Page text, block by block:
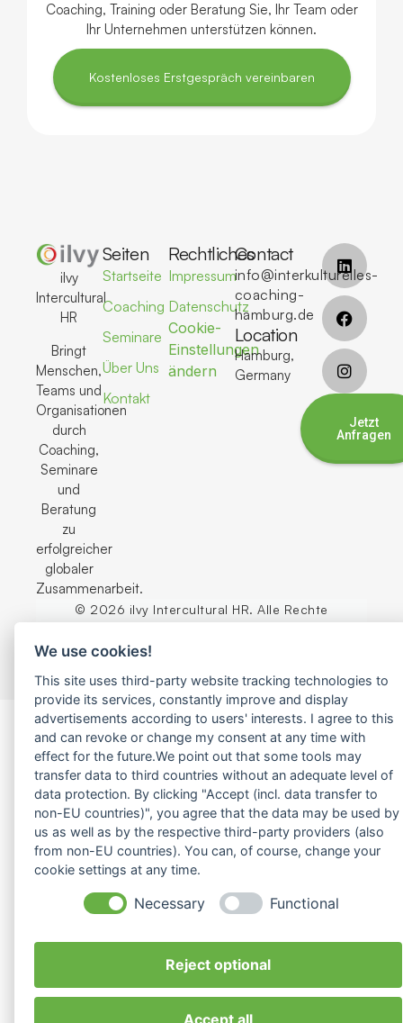
Coaching, Training oder Beratung Sie, Ihr Team oder
Ihr Unternehmen unterstützen können.
Kostenloses Erstgespräch vereinbaren
ilvy
Intercultural
HR
Bringt
Menschen,
Teams und
Organisationen
durch
Coaching,
Seminare
und
Beratung
zu
erfolgreicher
globaler
Zusammenarbeit.
Seiten
Startseite
Coaching
Seminare
Über Uns
Kontakt
Rechtliches
Impressum
Datenschutz
Cookie-
Einstellungen
ändern
Contact
info@interkulturelles-
coaching-
hamburg.de
Location
Hamburg,
Germany
Jetzt
Anfragen
© 2026 ilvy Intercultural HR. Alle Rechte
Webdesign by Growmelons.de
We use cookies!
This site uses third-party website tracking technologies to
provide its services, constantly improve and display
advertisements according to users' interests. I agree to this
and can revoke or change my consent at any time with
effect for the future.We point out that some tools may
transfer data to third countries without an adequate level of
data protection. By clicking "Accept (incl. data transfer to
non-EU countries)", you agree that the data may be used by
us as well as by the respective third-party providers (also
from non-EU countries). You can, of course, change your
cookie settings at any time.
Necessary Functional
Reject optional
Accept all